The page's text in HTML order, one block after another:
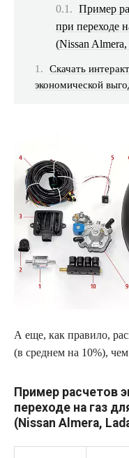
Пример
при переходе
(Nissan
Скачать
экономической
А еще, как правило,
(в среднем на 10%),
Пример расчетов
переходе на газ
(Nissan Almera,